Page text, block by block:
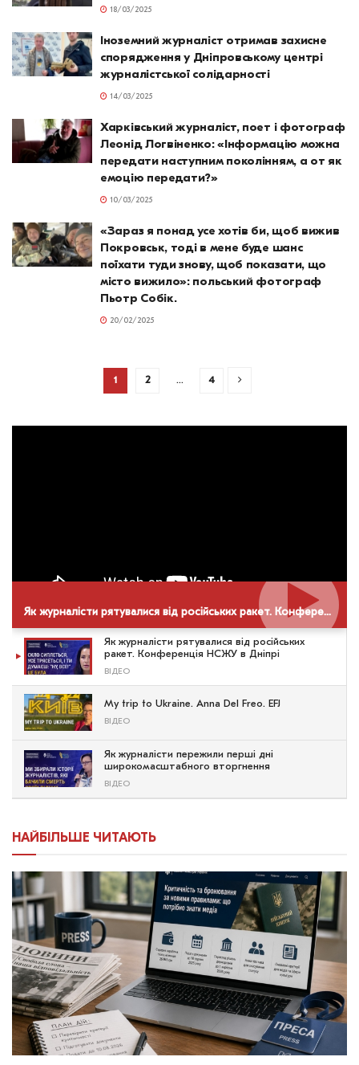
18/03/2025
Іноземний журналіст отримав захисне
спорядження у Дніпровському центрі
журналістської солідарності
14/03/2025
Харківський журналіст, поет і фотограф
Леонід Логвіненко: «Інформацію можна
передати наступним поколінням, а от як
емоцію передати?»
10/03/2025
«Зараз я понад усе хотів би, щоб вижив
Покровськ, тоді в мене буде шанс
поїхати туди знову, щоб показати, що
місто вижило»: польський фотограф
Пьотр Собік.
20/02/2025
1 2 … 4
Як журналісти рятувалися від російських ракет. Конференція НСЖУ в Дніпрі
Як журналісти рятувалися від російських
ракет. Конференція НСЖУ в Дніпрі
ВІДЕО
My trip to Ukraine. Anna Del Freo. EFJ
ВІДЕО
Як журналісти пережили перші дні
широкомасштабного вторгнення
ВІДЕО
НАЙБІЛЬШЕ ЧИТАЮТЬ